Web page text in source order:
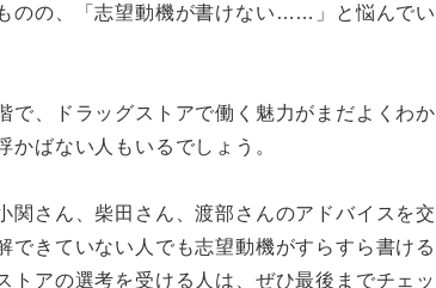
のの、「志望動機が書けない……」と悩んでい
で、ドラッグストアで働く魅力がまだよくわか
かばない人もいるでしょう。
関さん、柴田さん、渡部さんのアドバイスを交
できていない人でも志望動機がすらすら書ける
トアの選考を受ける人は、ぜひ最後までチェッ